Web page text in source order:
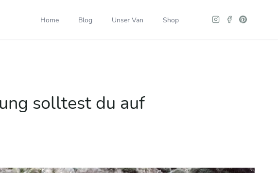
Home Blog Unser Van Shop
solltest du auf